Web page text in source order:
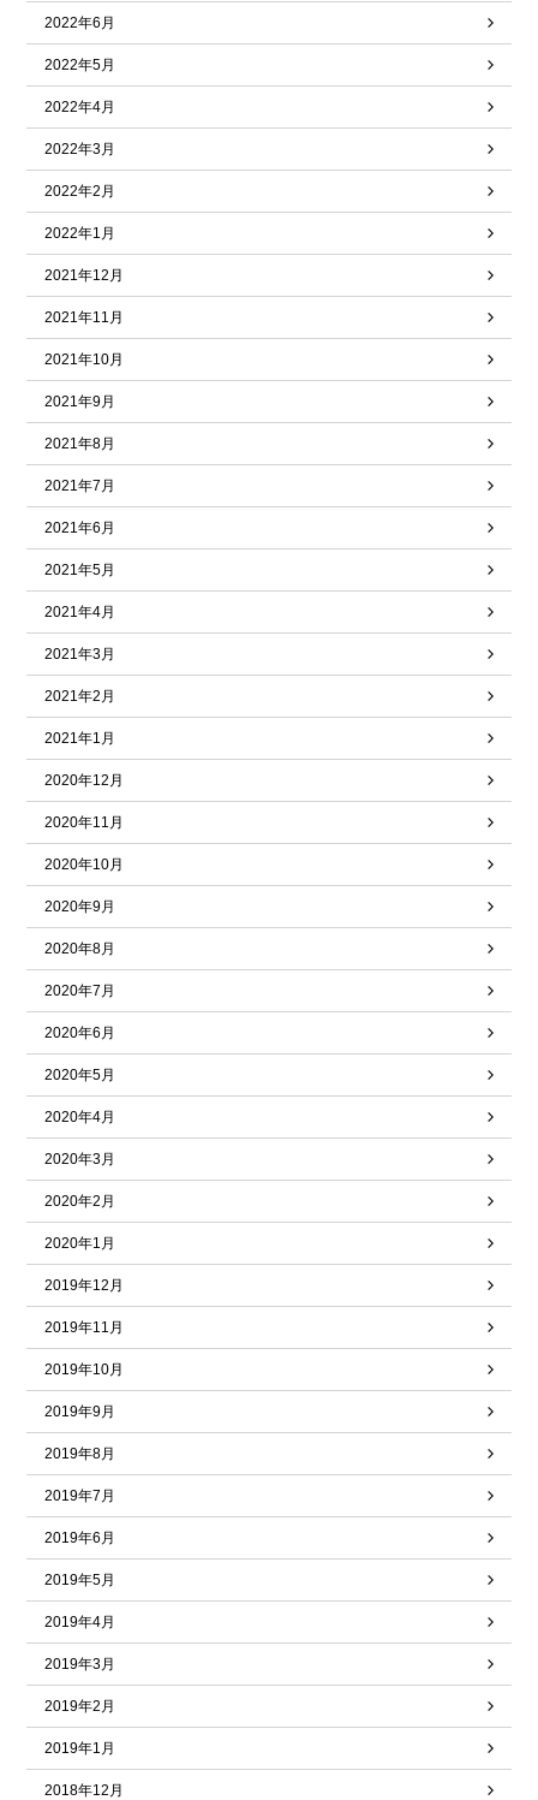
2022年6月
2022年5月
2022年4月
2022年3月
2022年2月
2022年1月
2021年12月
2021年11月
2021年10月
2021年9月
2021年8月
2021年7月
2021年6月
2021年5月
2021年4月
2021年3月
2021年2月
2021年1月
2020年12月
2020年11月
2020年10月
2020年9月
2020年8月
2020年7月
2020年6月
2020年5月
2020年4月
2020年3月
2020年2月
2020年1月
2019年12月
2019年11月
2019年10月
2019年9月
2019年8月
2019年7月
2019年6月
2019年5月
2019年4月
2019年3月
2019年2月
2019年1月
2018年12月